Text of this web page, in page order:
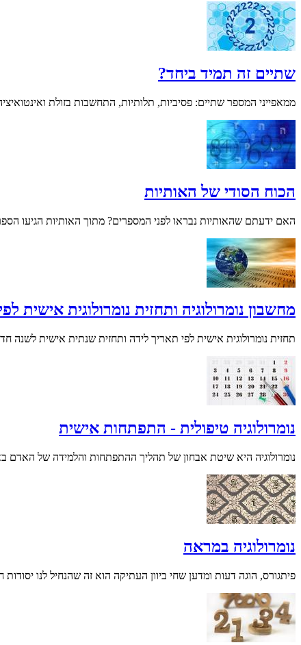
שתיים זה תמיד ביחד?
ממאפייני המספר שתיים: פסיביות, תלותיות, התחשבות בזולת
הכוח הסודי של האותיות
האם ידעתם שהאותיות נבראו לפני המספרים? מתוך האותיות הגיעו
מחשבון נומרולוגיה ותחזית נומרולוגית אישית
תחזית נומרולוגית אישית לפי תאריך לידה ותחזית שנתית אישית לשנה
נומרולוגיה טיפולית - התפתחות אישית
נומרולוגיה היא שיטת אבחון של תהליך ההתפתחות והלמידה של
נומרולוגיה במראה
פיתגורס, הוגה דעות ומדען שחי ביוון העתיקה הוא זה שהנחיל לנו